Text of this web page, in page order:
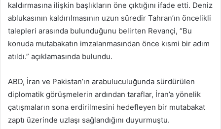
kaldırmasına ilişkin başlıkların öne çıktığını ifade etti. Deniz
ablukasının kaldırılmasının uzun süredir Tahran’ın öncelikli
talepleri arasında bulunduğunu belirten Revançi, “Bu
konuda mutabakatın imzalanmasından önce kısmi bir adım
atıldı.” açıklamasında bulundu.
ABD, İran ve Pakistan’ın arabuluculuğunda sürdürülen
diplomatik görüşmelerin ardından taraflar, İran’a yönelik
çatışmaların sona erdirilmesini hedefleyen bir mutabakat
zaptı üzerinde uzlaşı sağlandığını duyurmuştu.